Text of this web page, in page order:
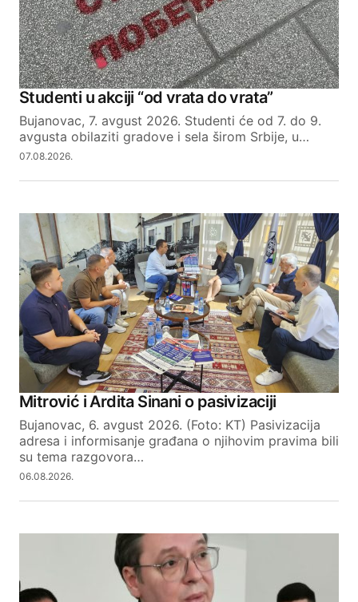
Studenti u akciji “od vrata do vrata”
Bujanovac, 7. avgust 2026. Studenti će od 7. do 9.
avgusta obilaziti gradove i sela širom Srbije, u…
07.08.2026.
Mitrović i Ardita Sinani o pasivizaciji
Bujanovac, 6. avgust 2026. (Foto: KT) Pasivizacija
adresa i informisanje građana o njihovim pravima bili
su tema razgovora…
06.08.2026.